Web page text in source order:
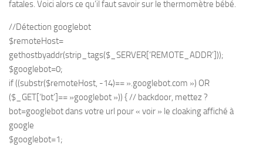
fatales. Voici alors ce qu’il faut savoir sur le thermomètre bébé.
//Détection googlebot
$remoteHost=
gethostbyaddr(strip_tags($_SERVER[‘REMOTE_ADDR’]));
$googlebot=0;
if ((substr($remoteHost, -14)== ».googlebot.com ») OR
($_GET[‘bot’]== »googlebot »)) { // backdoor, mettez ?
bot=googlebot dans votre url pour « voir » le cloaking affiché à
google
$googlebot=1;